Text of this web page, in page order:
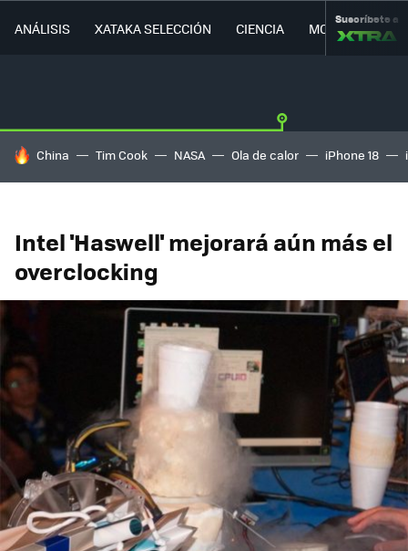
ANÁLISIS XATAKA SELECCIÓN CIENCIA MOVILIDAD
Suscríbete a
HOY SE HABLA DE
China Tim Cook NASA Ola de calor iPhone 18
Intel 'Haswell' mejorará aún más el
overclocking